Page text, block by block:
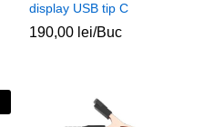
display USB tip C
190,00 lei/Buc